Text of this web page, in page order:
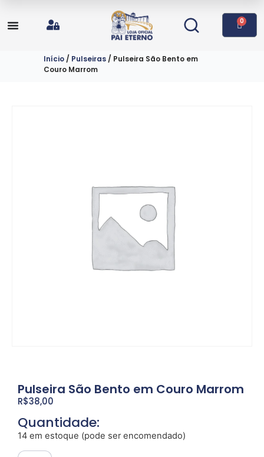
0
Início / Pulseiras / Pulseira São Bento em
Couro Marrom
Pulseira São Bento em Couro Marrom
R$38,00
Quantidade:
14 em estoque (pode ser encomendado)